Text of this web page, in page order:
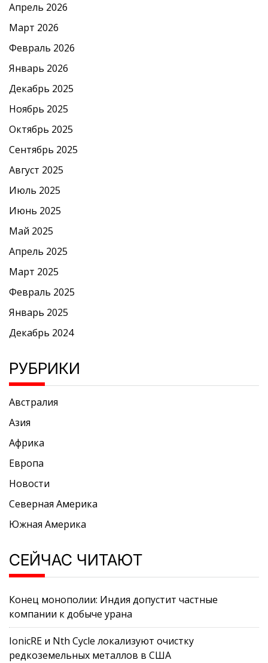
Апрель 2026
Март 2026
Февраль 2026
Январь 2026
Декабрь 2025
Ноябрь 2025
Октябрь 2025
Сентябрь 2025
Август 2025
Июль 2025
Июнь 2025
Май 2025
Апрель 2025
Март 2025
Февраль 2025
Январь 2025
Декабрь 2024
РУБРИКИ
Австралия
Азия
Африка
Европа
Новости
Северная Америка
Южная Америка
СЕЙЧАС ЧИТАЮТ
Конец монополии: Индия допустит частные
компании к добыче урана
IonicRE и Nth Cycle локализуют очистку
редкоземельных металлов в США